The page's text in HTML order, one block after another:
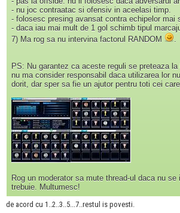
- nu joc contraatac si ofensiv in aceelasi timp.
- folosesc presing avansat contra echipelor mai
- daca iau mai mult de 1 gol schimb tipul
7) Ma rog sa nu intervina factorul RANDOM
.
PS: Nu garantez ca aceste reguli se preteaza
nu ma consider responsabil daca utilizarea lor
dorit, dar sper sa fie un ajutor pentru toti cei
Rog un moderator sa mute thread-ul daca nu se
trebuie. Multumesc!
de acord cu 1..2..3..5...7..restul is povesti.